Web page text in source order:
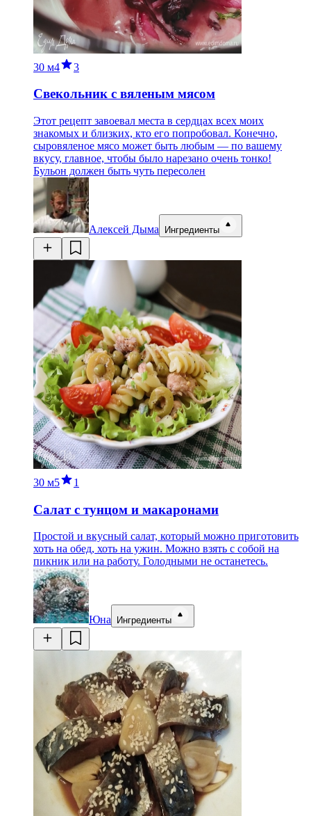
30 м4 3
Свекольник с вяленым мясом
Этот рецепт завоевал места в сердцах всех моих
знакомых и близких, кто его попробовал. Конечно,
сыровяленое мясо может быть любым — по вашему
вкусу, главное, чтобы было нарезано очень тонко!
Бульон должен быть чуть пересолен
Алексей Дыма Ингредиенты
30 м5 1
Салат с тунцом и макаронами
Простой и вкусный салат, который можно приготовить
хоть на обед, хоть на ужин. Можно взять с собой на
пикник или на работу. Голодными не останетесь.
Юна Ингредиенты